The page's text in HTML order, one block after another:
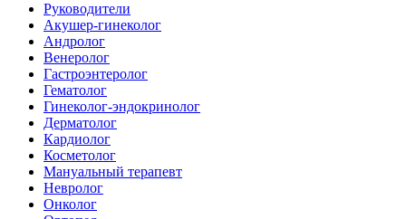
Руководители
Акушер-гинеколог
Андролог
Венеролог
Гастроэнтеролог
Гематолог
Гинеколог-эндокринолог
Дерматолог
Кардиолог
Косметолог
Мануальный терапевт
Невролог
Онколог